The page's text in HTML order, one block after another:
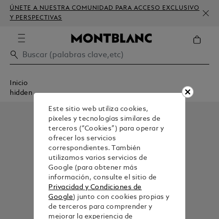
ÚNETE A NUESTRA COMUNIDAD PARA ACCESO EXCLUSIVO
Y PERSPECTIVAS
Inicio
hidden
Este sitio web utiliza cookies,
píxeles y tecnologías similares de
terceros (“Cookies”) para operar y
ofrecer los servicios
correspondientes. También
utilizamos varios servicios de
Google (para obtener más
información, consulte el sitio de
Privacidad y Condiciones de
Google) junto con cookies propias y
de terceros para comprender y
mejorar la experiencia de